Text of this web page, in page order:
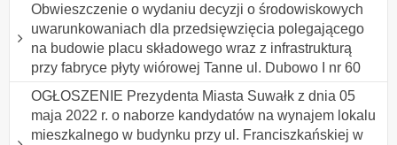
Obwieszczenie o wydaniu decyzji o środowiskowych
uwarunkowaniach dla przedsięwzięcia polegającego
na budowie placu składowego wraz z infrastrukturą
przy fabryce płyty wiórowej Tanne ul. Dubowo I nr 60
OGŁOSZENIE Prezydenta Miasta Suwałk z dnia 05
maja 2022 r. o naborze kandydatów na wynajem lokalu
mieszkalnego w budynku przy ul. Franciszkańskiej w